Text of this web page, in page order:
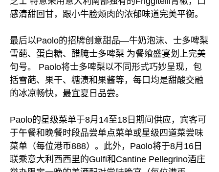
感清甜回甘，跟小牛脸颊肉的浓郁味道完美平衡。
最后以Paolo的招牌创意甜品—牛奶泡沫、士多啤梨
雪葩、蛋白糖、醋腌士多啤梨 为餐飨盛宴划上完美
句号。 Paolo将士多啤梨以不同形式巧妙呈现，包
括雪葩、果干、糖渍和果酱等，每口均是甜酸交融
的冰凉畅快，最宜夏日品尝。
Paolo的星级菜单于8月14至18日期间供应，宾客可
于午餐和晚餐时段品尝单点菜单或星级四道菜尝味
菜单（每位港币888）。此外，Paolo将于8月16日
联乘意大利西西里的Gulfi和Cantine Pellegrino酒庄